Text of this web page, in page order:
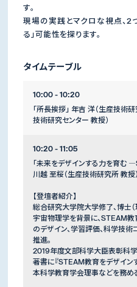
す。
現場の実践とマクロな視点、2
る」可能性を探ります。
タイムテーブル
10:00 - 10:20
「所長挨拶」 年吉 洋（生産技術
技術研究センター 教授）
10:20 - 11:05
「未来をデザインする力を育む
川越 至桜（生産技術研究所 教授）
【登壇者紹介】
総合研究大学院大学修了、博士（
宇宙物理学を背景に、STEAM
のデザイン、学習評価、科学技
推進。
2019年度文部科学大臣表彰科学
著書に『STEAM教育をデザイン
本科学教育学会理事などを務め